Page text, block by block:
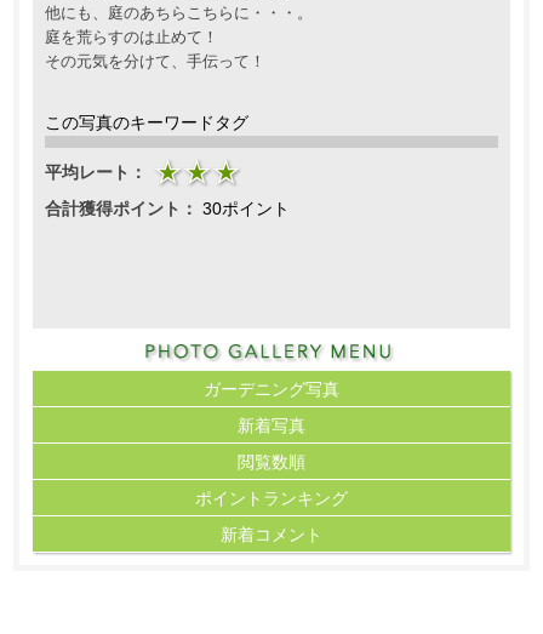
他にも、庭のあちらこちらに・・・。
庭を荒らすのは止めて！
その元気を分けて、手伝って！
この写真のキーワードタグ
平均レート：
合計獲得ポイント： 30ポイント
ガーデニング写真
新着写真
閲覧数順
ポイント ランキング
新着コメント